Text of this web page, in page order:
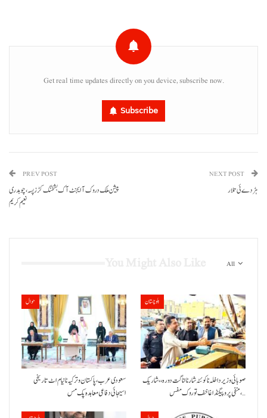
Get real time updates directly on you device, subscribe now.
Subscribe
PREV POST
پیشن ملک دروک آ ایجنٹ آک بشخنگ کڑزپسہ، چوہدری
نعیم کریم
NEXT POST
ہڑ دے ئی تلار
All
حوال
سعودی عرب، پاکستان و ترکیہ نا نیام اٹ تاریخی
اسیجائی دفاعی معاہدہ پک مس
بلوچستان
صوبائی وزیر داخلہ نا کوئٹہ شار نا اناگت دورہ،، شاریک
منفی پروپیگنڈا غا خف توروک مفس،…